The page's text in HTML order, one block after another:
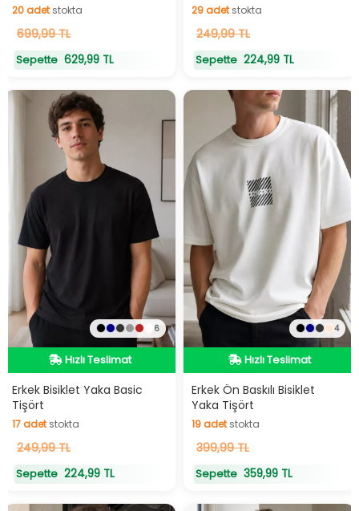
20adetstokta
20adetstokta
699,99 TL
Sepette 629,99 TL
29adetstokta
29adetstokta
249,99 TL
Sepette 224,99 TL
6
Hızlı Teslimat
Hızlı Teslimat
Erkek Bisiklet Yaka Basic
Tişört
17adetstokta
17adetstokta
249,99 TL
Sepette 224,99 TL
4
Hızlı Teslimat
Hızlı Teslimat
Erkek Ön Baskılı Bisiklet
Yaka Tişört
19adetstokta
19adetstokta
399,99 TL
Sepette 359,99 TL